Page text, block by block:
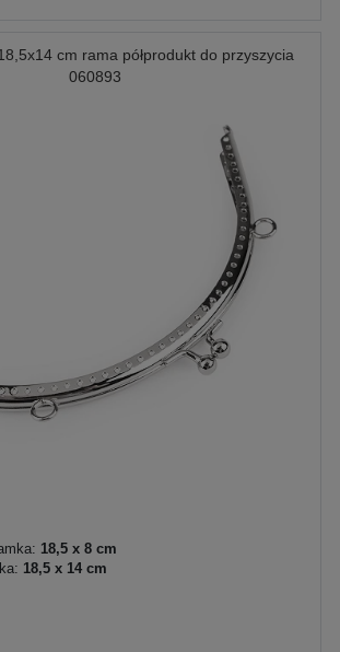
cm rama półprodukt do przyszycia
060893
18,5 x 8 cm
18,5 x 14 cm